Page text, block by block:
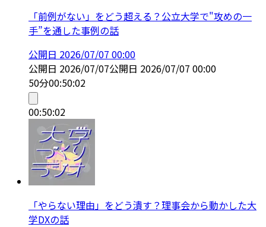
「前例がない」をどう超える？公立大学で"攻めの一
手”を通した事例の話
公開日 2026/07/07 00:00
公開日 2026/07/07公開日 2026/07/07 00:00
50分00:50:02
00:50:02
「やらない理由」をどう潰す？理事会から動かした大
学DXの話